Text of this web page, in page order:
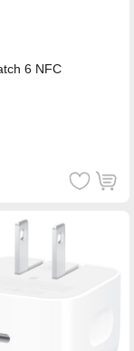
6 NFC